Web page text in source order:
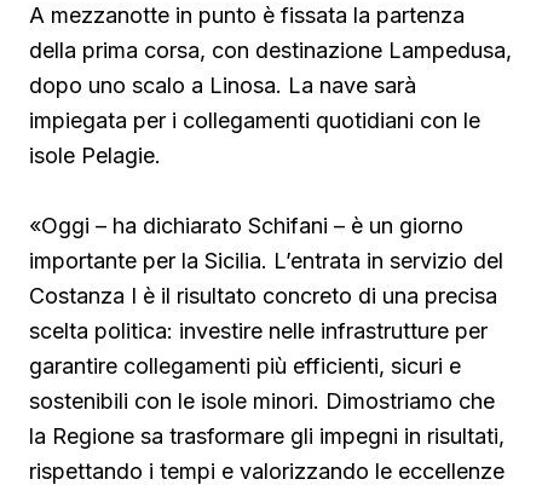
A mezzanotte in punto è fissata la partenza
della prima corsa, con destinazione Lampedusa,
dopo uno scalo a Linosa. La nave sarà
impiegata per i collegamenti quotidiani con le
isole Pelagie.
«Oggi – ha dichiarato Schifani – è un giorno
importante per la Sicilia. L’entrata in servizio del
Costanza I è il risultato concreto di una precisa
scelta politica: investire nelle infrastrutture per
garantire collegamenti più efficienti, sicuri e
sostenibili con le isole minori. Dimostriamo che
la Regione sa trasformare gli impegni in risultati,
rispettando i tempi e valorizzando le eccellenze